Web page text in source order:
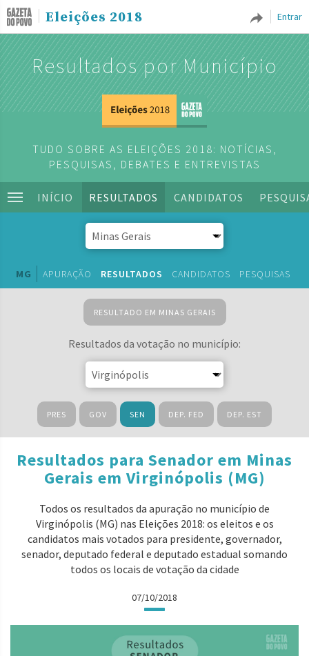
Entrar
Eleições 2018
Resultados por Município
TUDO SOBRE AS ELEIÇÕES 2018: NOTÍCIAS,
PESQUISAS, DEBATES E ENTREVISTAS
INÍCIO RESULTADOS CANDIDATOS
MG APURAÇÃO RESULTADOS CANDIDATOS PESQUISAS
RESULTADO EM MINAS GERAIS
Resultados da votação no município:
PRES GOV SEN DEP. FED DEP. EST
Resultados para Senador em Minas
Gerais em Virginópolis (MG)
Todos os resultados da apuração no município de
Virginópolis (MG) nas Eleições 2018: os eleitos e os
candidatos mais votados para presidente, governador,
senador, deputado federal e deputado estadual somando
todos os locais de votação da cidade
07/10/2018